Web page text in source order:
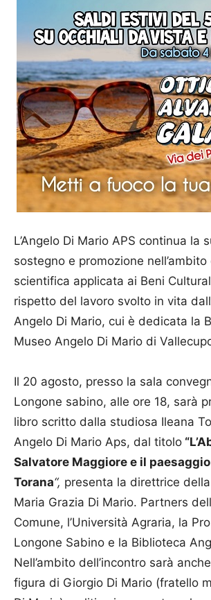
L’Angelo Di Mario APS continua la
sostegno e promozione
scientifica applicata ai Beni
rispetto del lavoro svolto in vita
Angelo Di Mario, cui è dedicata la
Museo Angelo Di Mario di
Il 20 agosto, presso la sala
Longone sabino, alle ore 18, sarà
libro scritto dalla studiosa Ileana
Angelo Di Mario Aps, dal titolo
Salvatore Maggiore e il
Torana“, presenta la direttrice
Maria Grazia Di Mario. Partners
Comune, l’Università Agraria, la
Longone Sabino e la Biblioteca
Nell’ambito dell’incontro sarà
figura di Giorgio Di Mario (fratello